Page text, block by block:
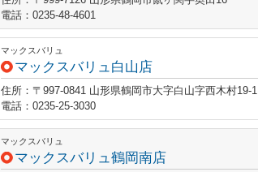
電話：0235-48-4601
マックスバリュ
マックスバリュ白山店
住所：〒997-0841 山形県鶴岡市大字白山字西木村19-1
電話：0235-25-3030
マックスバリュ
マックスバリュ鶴岡南店